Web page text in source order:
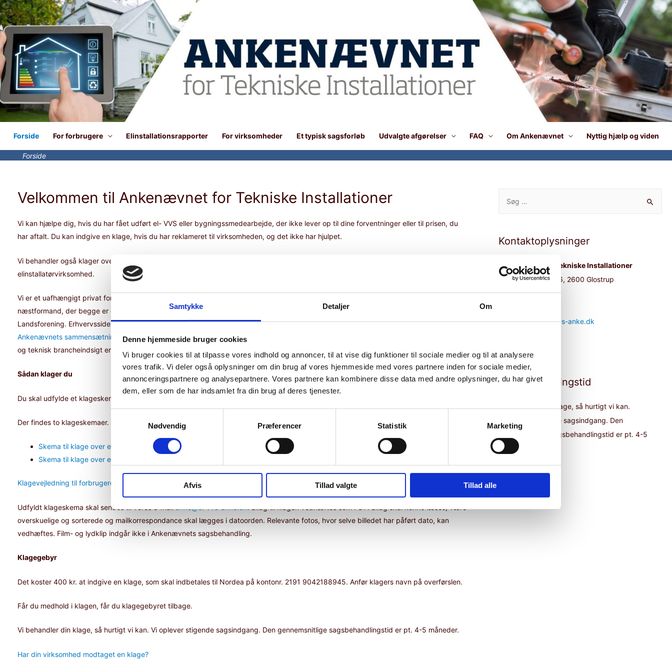
Samtykke Detaljer Om
Denne hjemmeside bruger cookies
Vi bruger cookies til at tilpasse vores indhold og annoncer, til at vise dig funktioner til sociale medier og til at analysere
vores trafik. Vi deler også oplysninger om din brug af vores hjemmeside med vores partnere inden for sociale medier,
annonceringspartnere og analysepartnere. Vores partnere kan kombinere disse data med andre oplysninger, du har givet
dem, eller som de har indsamlet fra din brug af deres tjenester.
Nødvendig
Præferencer Statistik Marketing
Afvis Tillad valgte Tillad alle
Forside For forbrugere Elinstallationsrapporter For virksomheder Et typisk sagsforløb Udvalgte afgørelser FAQ Om Ankenævnet Nyttig hjælp og viden
Forside
Velkommen til Ankenævnet for Tekniske Installationer
Vi kan hjælpe dig, hvis du har fået udført el- VVS eller bygningssmedearbejde, der ikke lever op til dine forventninger eller til prisen, du
har aftalt. Du kan indgive en klage, hvis du har reklameret til virksomheden, og det ikke har hjulpet.
Vi behandler også klager over elinstallationsrapporter, der som led i huseftersynsordningen er udarbejdet af en autoriseret
elinstallatørvirksomhed.
Vi er et uafhængigt privat forbrugerklagenævn godkendt af Erhvervsministeriet. Vores klagenævn består af en formand og en
næstformand, der begge er dommere samt af forbrugerrepræsentanter fra henholdsvis Forbrugerrådet tænk samt fra Parcelhusejernes
Landsforening. Erhvervssiden er repræsenteret ved rutinerede og erfarne fageksperter indenfor el- VVS- og bygningssmedearbejder.
Ankenævnets sammensætning
sikrer en kvalificeret og balanceret behandling af klagerne, hvor både juridisk ekspertise, forbrugerhensyn
og teknisk brancheindsigt er repræsenteret.
Sådan klager du
Du skal udfylde et klageskema, hvis du vil klage.
Der findes to klageskemaer. Et til klager over el-, VVS- og bygningssmedearbejder og et til klager over elinstallationsrapporter.
Skema til klage over el-, vvs- eller bygningssmedearbejder
Skema til klage over elinstallationsrapporter
Klagevejledning til forbrugere.
Udfyldt klageskema skal sendes til vores e-mailanke@el-vvs-anke.dk. Bilag til klagen vedhæftes som PDF. Bilag skal kunne læses, være
overskuelige og sorterede og mailkorrespondance skal lægges i datoorden. Relevante fotos, hvor selve billedet har påført dato, kan
vedhæftes. Film- og lydklip indgår ikke i Ankenævnets sagsbehandling.
Klagegebyr
Det koster 400 kr. at indgive en klage, som skal indbetales til Nordea på kontonr. 2191 9042188945. Anfør klagers navn på overførslen.
Får du medhold i klagen, får du klagegebyret tilbage.
Vi behandler din klage, så hurtigt vi kan. Vi oplever stigende sagsindgang. Den gennemsnitlige sagsbehandlingstid er pt. 4-5 måneder.
Har din virksomhed modtaget en klage?
e
e
r
Kontaktoplysninger
Ankenævnet for Tekniske Installationer
Paul Bergsøes Vej 6, 2600 Glostrup
Tlf. 87 41 77 90
E-mail:anke@el-vvs-anke.dk
Sagsbehandlingstid
Vi behandler din klage, så hurtigt vi kan.
Vi oplever stigende sagsindgang. Den
gennemsnitlige sagsbehandlingstid er pt. 4-5
måneder.